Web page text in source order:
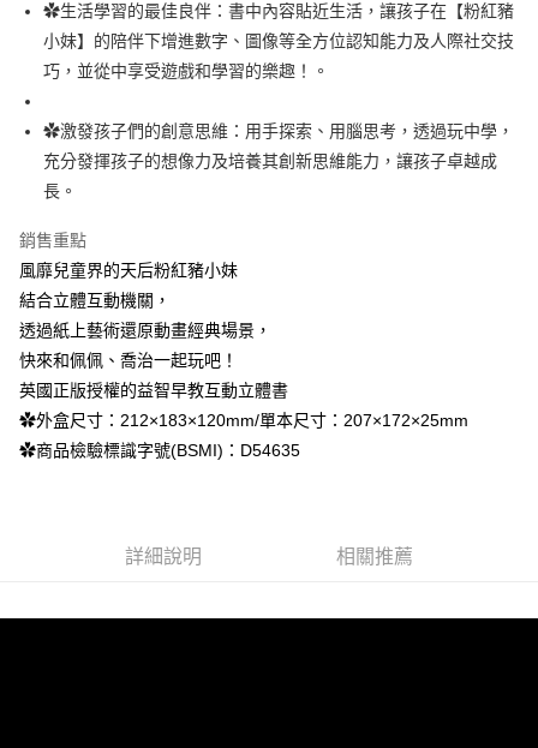
２．便利：只要手機號碼，簡訊認證，即可結帳。
３．安心：先確認商品／服務後，再付款。
【「AFTEE先享後付」結帳流程】
１．於結帳方式選擇「AFTEE先享後付」後，將跳轉至「AFTEE先享後付」
結帳頁面，進行簡訊認證並確認金額後，即可完成結帳。
２．訂單成立數日內，您將收到繳費通知簡訊。
３．收到繳費通知簡訊後14天內，點擊此簡訊中的連結，可透過四大超商／
ATM／網路銀行／等多元方式進行付款，方視為交易完成。
後付繳納相關費用。
※ 交易是否成功請以「AFTEE先享後付 」之結帳頁面顯示為準，若有關於
是否繳費成功／繳費後需取消欲退款等相關疑問，請聯繫「AFTEE先享後付
客戶支援中心」https://netprotections.freshdesk.com/support/home
【注意事項】
１．透過由恩沛科技股份有限公司提供之「AFTEE先享後付」服務完成之交
易，需依本服務之必要範圍內提供個人資料，並將交易相關給付款項請求債
權轉讓予恩沛科技股份有限公司。
２．關於個人資料處理事宜，請瀏覽以下網址：
https://aftee.tw/terms/#terms3
４．使用「AFTEE先享後付」時，將依據個別帳號之用戶狀況，依本公司即
５．嚴禁一人註冊多個帳號或使用他人資訊註冊。若發現惡意使用之情形，
每筆NT$80，滿NT$799(含以上)免運費
付款後7-11取貨
每筆NT$80，滿NT$999(含以上)免運費
宅配
每筆NT$100，滿NT$999(含以上)免運費
每筆NT$250，滿NT$2,500(含以上)免運費
✿生活學習的最佳良伴：書中內容貼近生活，讓孩子在【粉紅豬
小妹】的陪伴下增進數字、圖像等全方位認知能力及人際社交技
巧，並從中享受遊戲和學習的樂趣！。
✿激發孩子們的創意思維：用手探索、用腦思考，透過玩中學，
充分發揮孩子的想像力及培養其創新思維能力，讓孩子卓越成
長。
銷售重點
風靡兒童界的天后粉紅豬小妹
結合立體互動機關，
透過紙上藝術還原動畫經典場景，
快來和佩佩、喬治一起玩吧！
英國正版授權的益智早教互動立體書
✿外盒尺寸：212×183×120mm/單本尺寸：207×172×25mm
✿商品檢驗標識字號(BSMI)：D54635
詳細說明 相關推薦